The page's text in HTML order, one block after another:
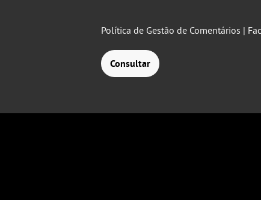
Política de Gestão de Comentários |
Consultar